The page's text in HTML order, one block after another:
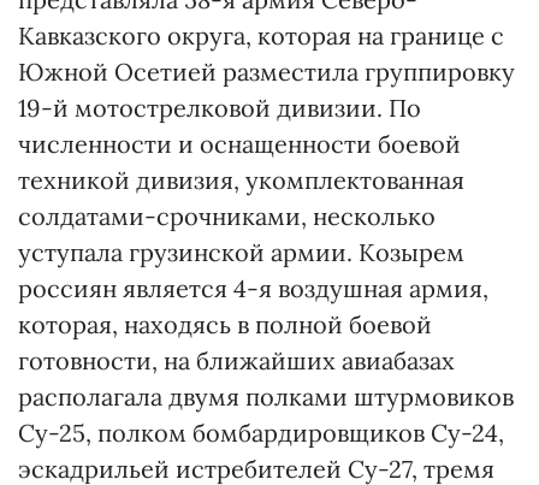
Кавказского округа, которая на границе с
Южной Осетией разместила группировку
19-й мотострелковой дивизии. По
численности и оснащенности боевой
техникой дивизия, укомплектованная
солдатами-срочниками, несколько
уступала грузинской армии. Козырем
россиян является 4-я воздушная армия,
которая, находясь в полной боевой
готовности, на ближайших авиабазах
располагала двумя полками штурмовиков
Су-25, полком бомбардировщиков Су-24,
эскадрильей истребителей Су-27, тремя